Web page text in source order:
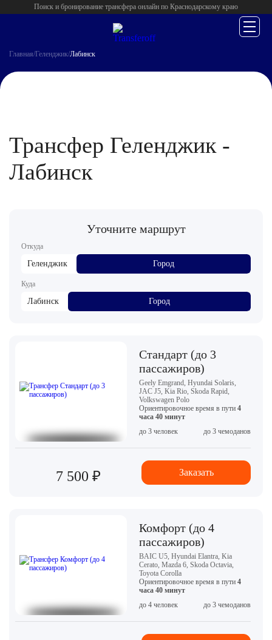
Поиск и бронирование трансфера онлайн по Краснодарскому краю
Главная/Геленджик/Лабинск
Трансфер Геленджик -
Лабинск
Уточните маршрут
Откуда
Геленджик Город
Куда
Лабинск Город
Стандарт (до 3
пассажиров)
Geely Emgrand, Hyundai Solaris,
JAC J5, Kia Rio, Skoda Rapid,
Volkswagen Polo
Ориентировочное время в пути 4
часа 40 минут
до 3 человек
до 3 чемоданов
7 500 ₽ Заказать
Комфорт (до 4
пассажиров)
BAIC U5, Hyundai Elantra, Kia
Cerato, Mazda 6, Skoda Octavia,
Toyota Corolla
Ориентировочное время в пути 4
часа 40 минут
до 4 человек
до 3 чемоданов